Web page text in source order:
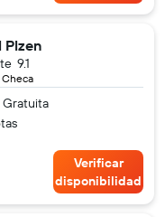
Plzen
Checa
9.1
Gratuita
Verificar
disponibilidad